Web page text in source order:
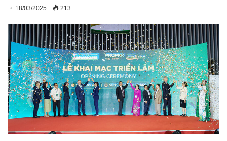
18/03/2025 213